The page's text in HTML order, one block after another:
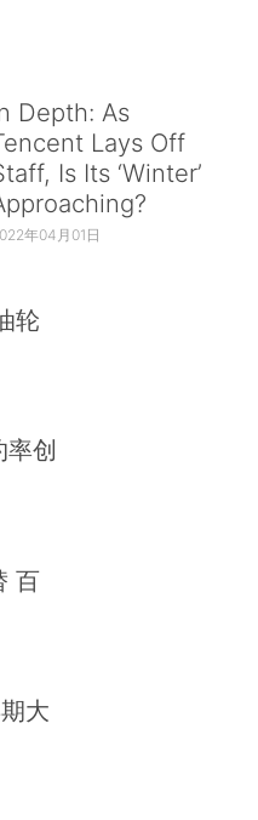
Depth: As
Lays Off
Is Its ‘Winter’
年04月01日
轮
率创
百
大